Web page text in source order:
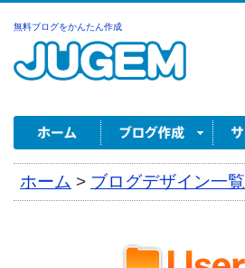
無料ブログをかんたん作成
ホーム > ブログデザイン一覧